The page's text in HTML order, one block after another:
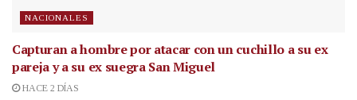
NACIONALES
Capturan a hombre por atacar con un cuchillo a su ex
pareja y a su ex suegra San Miguel
HACE 2 DÍAS